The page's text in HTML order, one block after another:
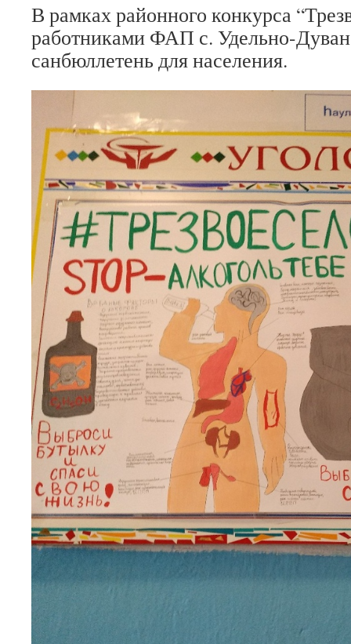
В рамках районного конкурса
работниками ФАП с. Удельно-
санбюллетень для населения.